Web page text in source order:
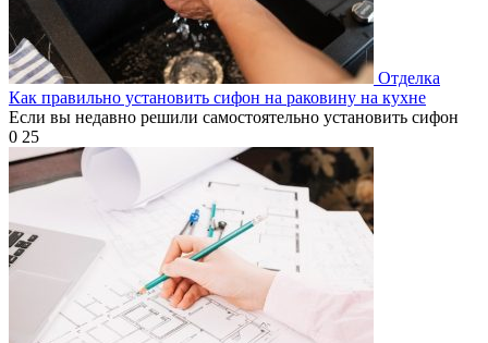
Отделка
Как правильно установить сифон на раковину на кухне
Если вы недавно решили самостоятельно установить сифон
0 25